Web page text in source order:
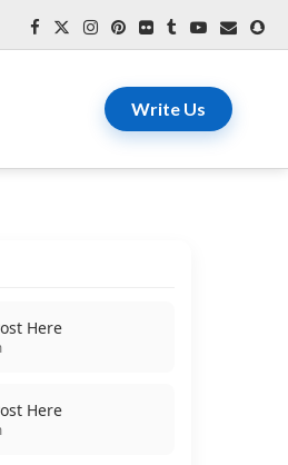
Write Us
Here
Here